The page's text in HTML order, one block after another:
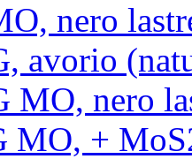
nero
avorio
MO, nero
MO, +